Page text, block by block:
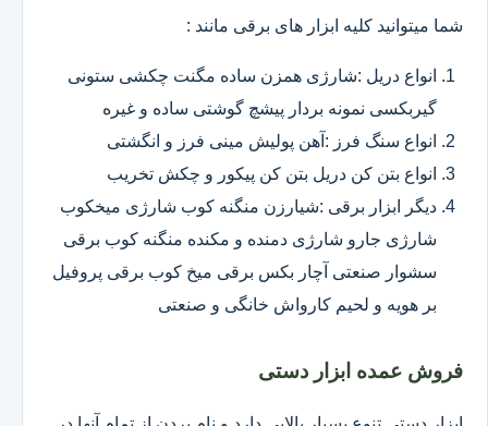
شما میتوانید کلیه ابزار های برقی مانند :
انواع دریل :شارژی همزن ساده مگنت چکشی ستونی
گیربکسی نمونه بردار پیشچ گوشتی ساده و غیره
انواع سنگ فرز :آهن پولیش مینی فرز و انگشتی
انواع بتن کن دریل بتن کن پیکور و چکش تخریب
دیگر ابزار برقی :شیارزن منگنه کوب شارژی میخکوب
شارژی جارو شارژی دمنده و مکنده منگنه کوب برقی
سشوار صنعتی آچار بکس برقی میخ کوب برقی پروفیل
بر هویه و لحیم کارواش خانگی و صنعتی
فروش عمده ابزار دستی